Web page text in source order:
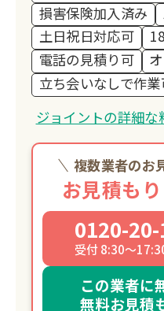
損害保険加入済み
土日祝日対応可
電話の見積り可
立ち会いなしで作
ジョイントの詳細
複数業者のお
お見積も
0120-
受付 8:30～
この業者に
無料お見積